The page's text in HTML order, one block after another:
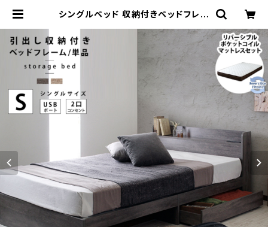
シングルベッド 収納付きベッドフレー
ート付 収納ベッド ベッド bed 2色展
開 一人暮らし 新生活 | 家具テイスト